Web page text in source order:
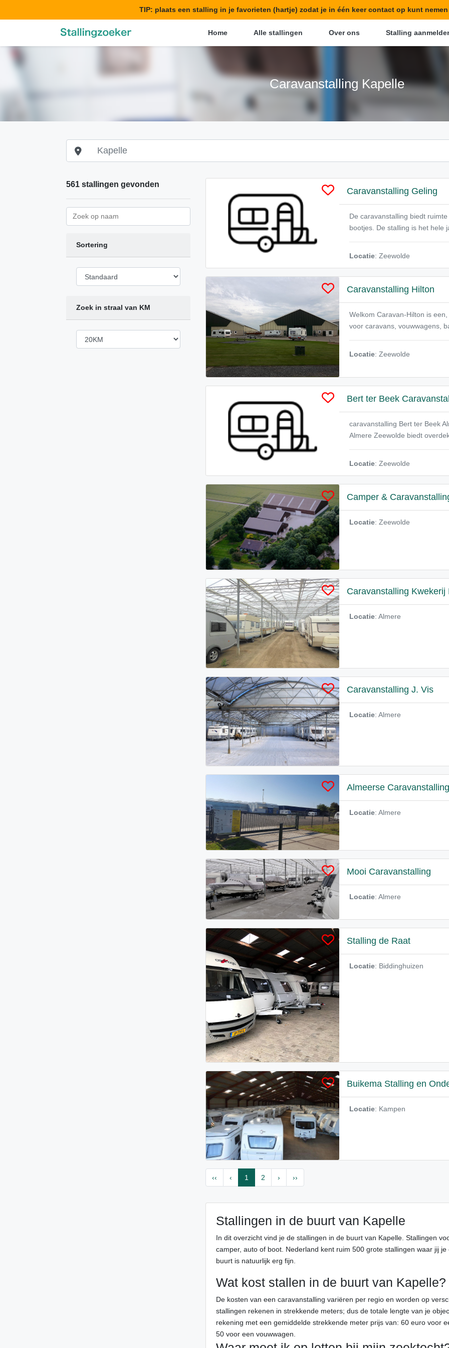
TIP: plaats een stalling in je favorieten (hartje) zodat je in één keer contact op kunt
Home Alle stallingen Over ons Stalling
Caravanstalling Kapelle
561 stallingen gevonden
Sortering
Zoek in straal van KM
Caravanstalling Geling
De caravanstalling biedt
bootjes. De stalling is het hele
Locatie: Zeewolde
Caravanstalling Hilton
Welkom Caravan-Hilton is
voor caravans, vouwwagens,
Locatie: Zeewolde
Bert ter Beek
caravanstalling Bert ter Beek
Almere Zeewolde biedt
Locatie: Zeewolde
Camper &
Locatie: Zeewolde
Caravanstalling Kwekerij
Locatie: Almere
Caravanstalling J. Vis
Locatie: Almere
Almeerse
Locatie: Almere
Mooi Caravanstalling
Locatie: Almere
Stalling de Raat
Locatie: Biddinghuizen
Buikema Stalling en
Locatie: Kampen
‹‹ ‹ 1 2 › ››
Stallingen in de buurt van Kapelle
In dit overzicht vind je de stallingen in de buurt van Kapelle. Stallingen
camper, auto of boot. Nederland kent ruim 500 grote stallingen waar jij
buurt is natuurlijk erg fijn.
Wat kost stallen in de buurt van Kapelle?
De kosten van een caravanstalling variëren per regio en worden op
stallingen rekenen in strekkende meters; dus de totale lengte van je
rekening met een gemiddelde strekkende meter prijs van: 60 euro voor
50 voor een vouwwagen.